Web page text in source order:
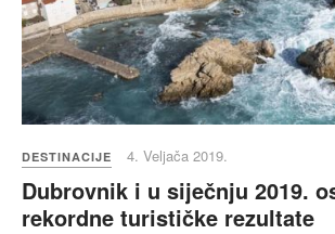
DESTINACIJE 4. Veljača 2019.
Dubrovnik i u siječnju 2019.
rekordne turističke rezultate